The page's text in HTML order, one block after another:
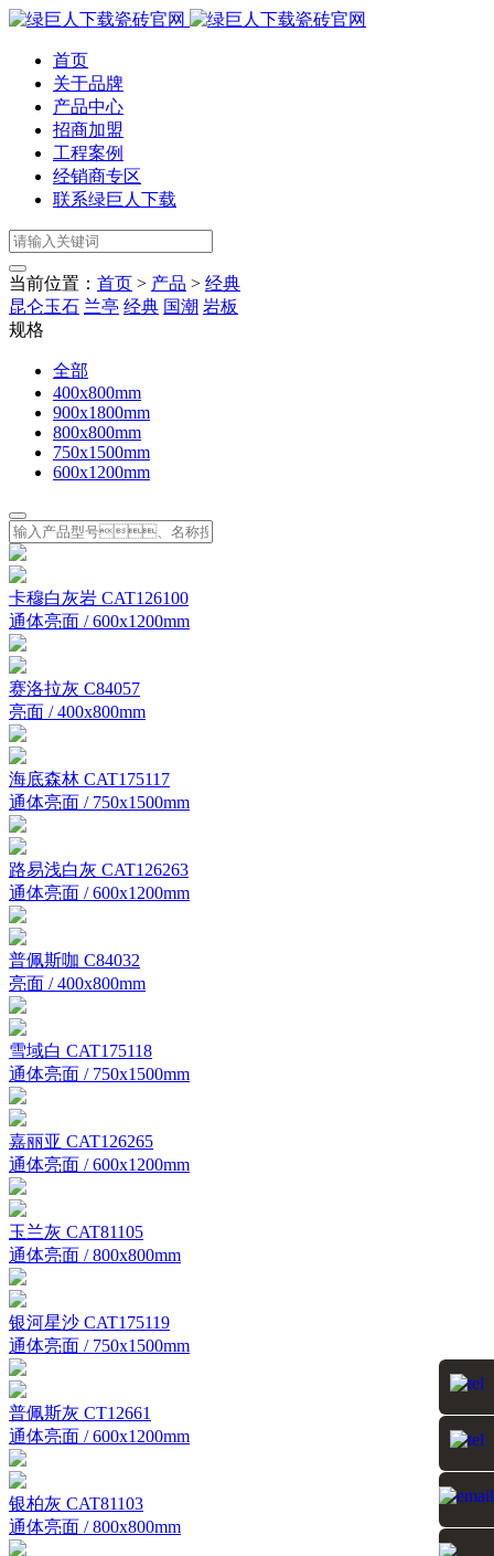
首页
关于品牌
产品中心
招商加盟
工程案例
经销商专区
联系绿巨人下载
当前位置： 首页 > 产品 > 经典
昆仑玉石 兰亭 经典 国潮 岩板
规格
全部
400x800mm
900x1800mm
800x800mm
750x1500mm
600x1200mm
卡穆白灰岩 CAT126100
通体亮面 / 600x1200mm
赛洛拉灰 C84057
亮面 / 400x800mm
海底森林 CAT175117
通体亮面 / 750x1500mm
路易浅白灰 CAT126263
通体亮面 / 600x1200mm
普佩斯咖 C84032
亮面 / 400x800mm
雪域白 CAT175118
通体亮面 / 750x1500mm
嘉丽亚 CAT126265
通体亮面 / 600x1200mm
玉兰灰 CAT81105
通体亮面 / 800x800mm
银河星沙 CAT175119
通体亮面 / 750x1500mm
普佩斯灰 CT12661
通体亮面 / 600x1200mm
银柏灰 CAT81103
通体亮面 / 800x800mm